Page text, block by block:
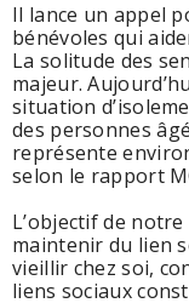
Il lance un appel
bénévoles qui
La solitude des
majeur.
situation
des personnes
représente
selon le rapport
L’objectif de
maintenir du lien
vieillir chez soi,
liens sociaux